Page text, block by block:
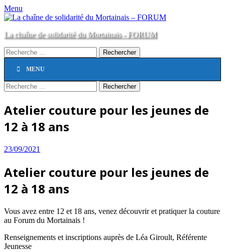
Menu
La chaîne de solidarité du Mortainais - FORUM
Rechercher :
Menu
contenu
MENU
Recherche
Rechercher :
Atelier couture pour les jeunes de
12 à 18 ans
Posted
23/09/2021
Atelier couture pour les jeunes de
12 à 18 ans
Vous avez entre 12 et 18 ans, venez découvrir et pratiquer la couture
au Forum du Mortainais !
Renseignements et inscriptions auprès de Léa Giroult, Référente
Jeunesse